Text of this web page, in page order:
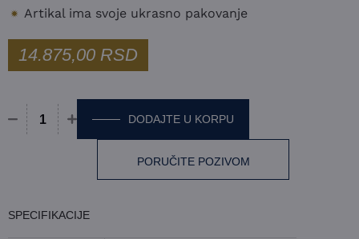
Artikal ima svoje ukrasno pakovanje
14.875,00 RSD
Činija Meissen - Blue Passion količina
DODAJTE U KORPU
PORUČITE POZIVOM
SPECIFIKACIJE